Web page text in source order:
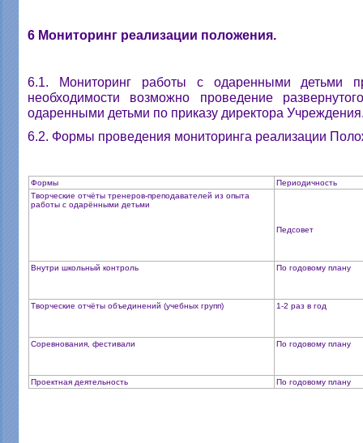
6 Мониторинг реализации положения.
6.1. Мониторинг работы с одаренными детьми
необходимости возможно проведение
одаренными детьми по приказу директора
6.2. Формы проведения мониторинга реализации
Формы
Периодичность
Творческие отчёты тренеров-преподавателей из опыта
работы с одарёнными детьми
Педсовет
Внутри школьный контроль По годовому плану
Творческие отчёты объединений (учебных групп) 1-2 раз в год
Соревнования, фестивали По годовому плану
Проектная деятельность По годовому плану